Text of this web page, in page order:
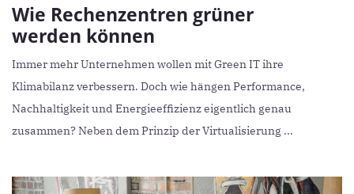
Wie Rechenzentren grüner
werden können
Immer mehr Unternehmen wollen mit Green IT ihre
Klimabilanz verbessern. Doch wie hängen Performance,
Nachhaltigkeit und Energieeffizienz eigentlich genau
zusammen? Neben dem Prinzip der Virtualisierung ...